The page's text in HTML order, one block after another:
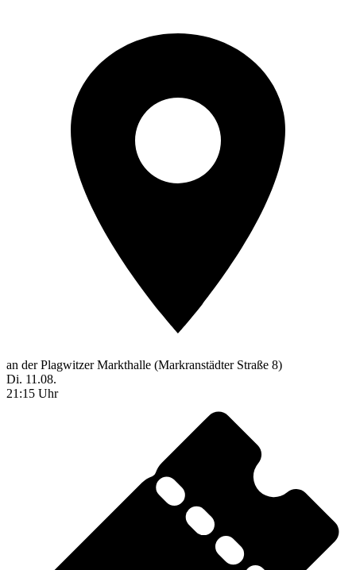
an der Plagwitzer Markthalle (Markranstädter Straße 8)
Di. 11.08.
21:15 Uhr